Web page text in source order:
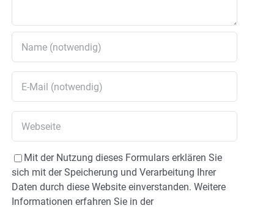
Mit der Nutzung dieses Formulars erklären Sie
sich mit der Speicherung und Verarbeitung Ihrer
Daten durch diese Website einverstanden. Weitere
Informationen erfahren Sie in der